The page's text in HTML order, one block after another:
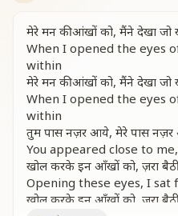
मेरे मन की आंखों को, मैंने देखा
When I opened the eyes
within
मेरे मन की आंखों को, मैंने देखा
When I opened the eyes
within
तुम पास नज़र आये, मेरे पास नज़र
You appeared close to
खोल करके इन आँखों को, ज़रा
Opening these eyes, I sat
खोल करके इन आँखों को, ज़रा